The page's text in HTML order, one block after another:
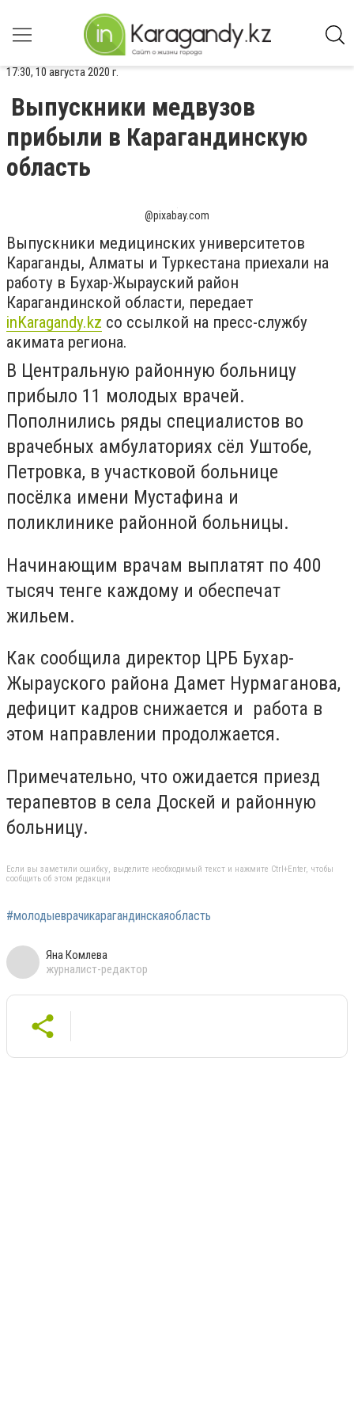
17:30, 10 августа 2020 г.
Выпускники медвузов
прибыли в Карагандинскую
область
@pixabay.com
Выпускники медицинских университетов
Караганды, Алматы и Туркестана приехали на
работу в Бухар-Жырауский район
Карагандинской области, передает
inKaragandy.kz со ссылкой на пресс-службу
акимата региона.
В Центральную районную больницу
прибыло 11 молодых врачей.
Пополнились ряды специалистов во
врачебных амбулаториях сёл Уштобе,
Петровка, в участковой больнице
посёлка имени Мустафина и
поликлинике районной больницы.
Начинающим врачам выплатят по 400
тысяч тенге каждому и обеспечат
жильем.
Как сообщила директор ЦРБ Бухар-
Жырауского района Дамет Нурмаганова,
дефицит кадров снижается и работа в
этом направлении продолжается.
Примечательно, что ожидается приезд
терапевтов в села Доскей и районную
больницу.
Если вы заметили ошибку, выделите необходимый текст и нажмите Ctrl+Enter, чтобы
сообщить об этом редакции
#молодыеврачикарагандинскаяобласть
Яна Комлева
журналист-редактор